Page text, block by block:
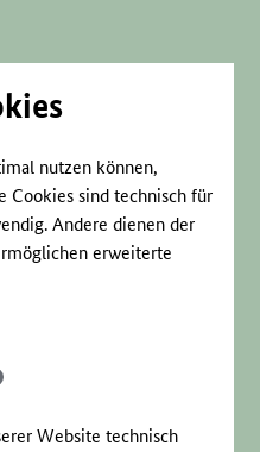
nutzen können,
Cookies sind technisch für
Andere dienen der
erweiterte
Website technisch